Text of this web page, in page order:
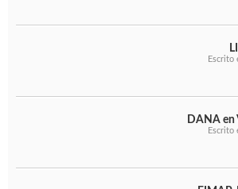
Escrito
DANA en
Escrito